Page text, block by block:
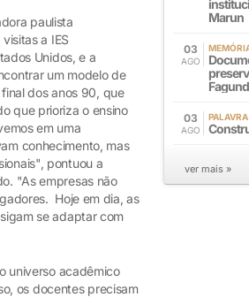
paulista
a IES
Unidos, e a
um modelo de
dos anos 90, que
que prioriza o ensino
em uma
conhecimento, mas
pontuou a
"As empresas não
Hoje em dia, as
se adaptar com
universo acadêmico
os docentes precisam
Marun
03
AGO
03
AGO
ver mais »